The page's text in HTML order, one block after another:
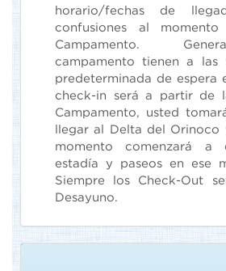
horario/fechas de
confusiones al
Campamento.
campamento tienen a las
predeterminada de espera
check-in será a partir de
Campamento, usted
llegar al Delta del Orinoco
momento comenzará a
estadía y paseos en ese
Siempre los Check-Out
Desayuno.